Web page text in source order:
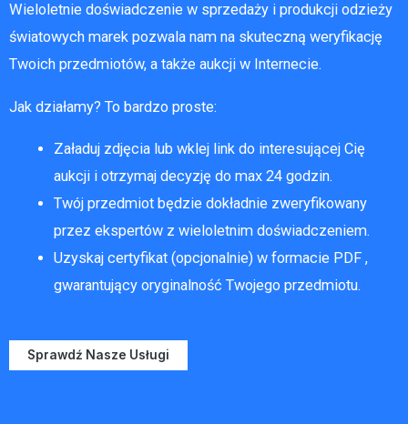
Wieloletnie doświadczenie w sprzedaży i produkcji odzieży
światowych marek pozwala nam na skuteczną weryfikację
Twoich przedmiotów, a także aukcji w Internecie.
Jak działamy? To bardzo proste:
Załaduj zdjęcia lub wklej link do interesującej Cię
aukcji i otrzymaj decyzję do max 24 godzin.
Twój przedmiot będzie dokładnie zweryfikowany
przez ekspertów z wieloletnim doświadczeniem.
Uzyskaj certyfikat (opcjonalnie) w formacie PDF ,
gwarantujący oryginalność Twojego przedmiotu.
Sprawdź Nasze Usługi